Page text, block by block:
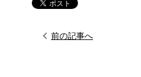
前の記事へ